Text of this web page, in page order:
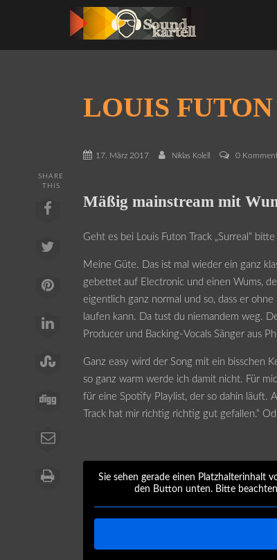
LOUIS FUTON
17. März 2017 Niklas Kolell 0
SHARE
THIS
Mäßig mainstream mit
Geht es bei Louis Futon Track „Surreal“
Meine Güte. Das ist mal wieder ein ganz
gebettet auf Electronic und einen Wums,
eigentlich ganz normal und so, dass er
laufen kann. Da tust du niemandem weg.
Producer und Backing-Vocals Sänger aus
Ganz easy wird der Song mit ein bisschen
so ganz warm werde ich damit nicht. Für
für eine Spotify Playlist, der so dahin läuft.
Track hat mir richtig richtig gut gefallen.“
Sie sehen gerade einen Platzhalterinhalt
den Button unten. Bitte